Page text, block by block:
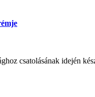
csatolásának idején